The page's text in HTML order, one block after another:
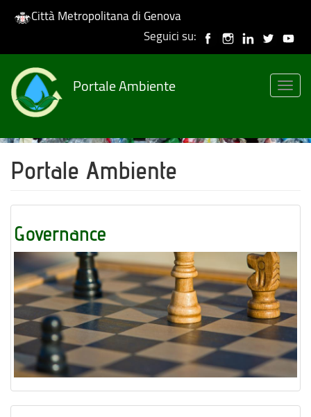
Salta
contenuto
principale
Città Metropolitana di Genova
Seguici su:
Portale Ambiente
Portale Ambiente
Governance